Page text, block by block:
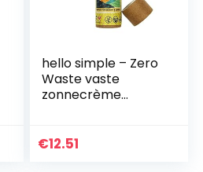
hello simple – Zero
Waste vaste
zonnecrème
plasticvrij –
€12.51